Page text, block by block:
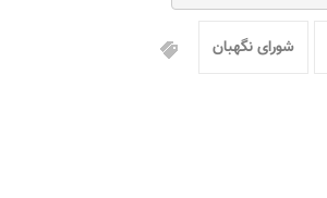
شورای نگهبان